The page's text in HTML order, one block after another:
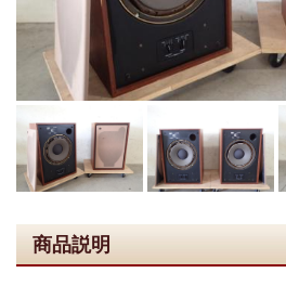
商品説明